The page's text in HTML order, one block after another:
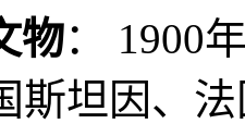
物： 1900
斯坦因、